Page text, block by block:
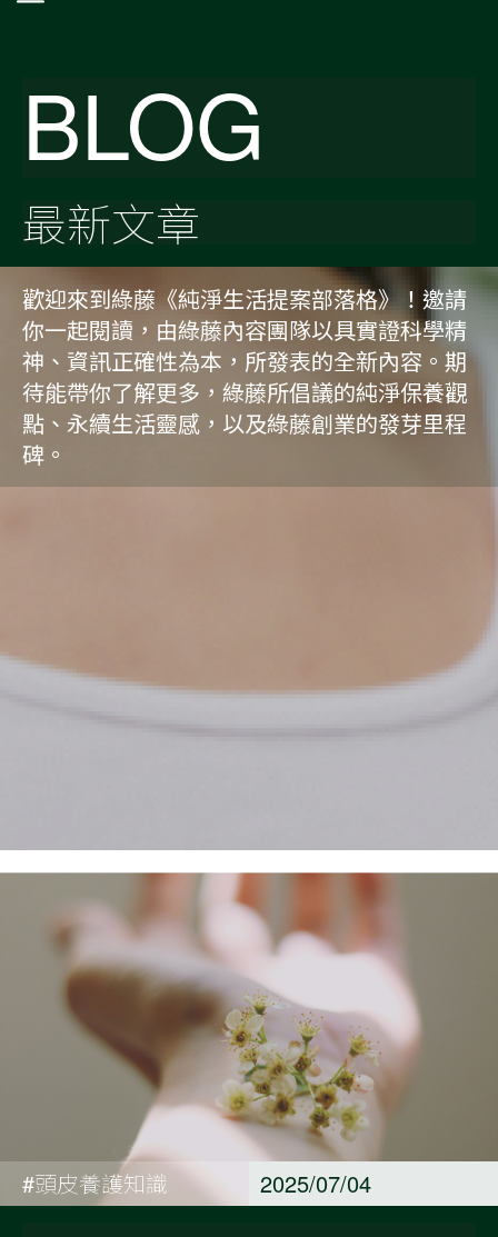
BLOG
最新文章
歡迎來到綠藤《純淨生活提案部落格》！邀請
你一起閱讀，由綠藤內容團隊以具實證科學精
神、資訊正確性為本，所發表的全新內容。期
待能帶你了解更多，綠藤所倡議的純淨保養觀
點、永續生活靈感，以及綠藤創業的發芽里程
碑。
#頭皮養護知識 2025/07/04